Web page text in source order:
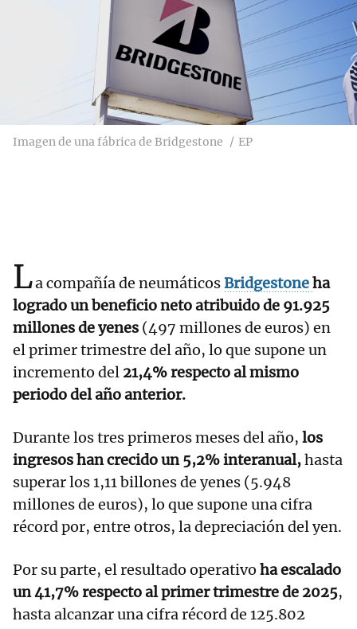
Imagen de una fábrica de Bridgestone EP
La compañía de neumáticosBridgestoneha
logrado un beneficio neto atribuido de 91.925
millones de yenes (497 millones de euros) en
el primer trimestre del año, lo que supone un
incremento del 21,4% respecto al mismo
periodo del año anterior.
Durante los tres primeros meses del año, los
ingresos han crecido un 5,2% interanual,hasta
superar los 1,11 billones de yenes (5.948
millones de euros), lo que supone una cifra
récord por, entre otros, la depreciación del yen.
Por su parte, el resultado operativo ha escalado
un 41,7% respecto al primer trimestre de 2025,
hasta alcanzar una cifra récord de 125.802